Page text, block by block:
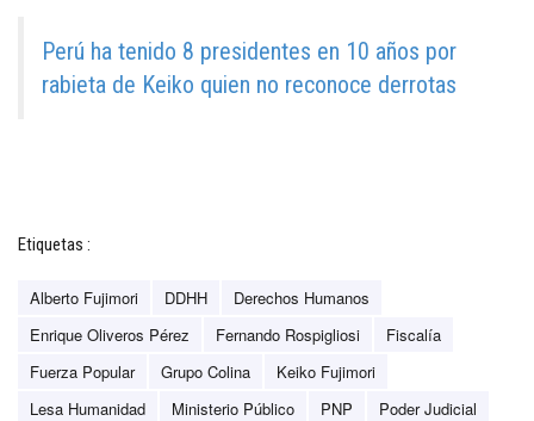
Perú ha tenido 8 presidentes en 10 años por
rabieta de Keiko quien no reconoce derrotas
Etiquetas :
Alberto Fujimori DDHH
Derechos Humanos
Enrique Oliveros Pérez
Fernando Rospigliosi
Fiscalía
Fuerza Popular
Grupo Colina
Keiko Fujimori
Lesa Humanidad
Ministerio Público PNP
Poder Judicial